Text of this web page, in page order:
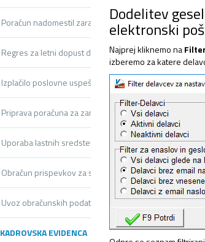
Poračun nadomestil zaradi izplačila RDU/DU – SPJS
Regres za letni dopust do in nad uredbo
Izplačilo poslovne uspešnosti
Priprava poračuna za zamenjavo plačnega razreda –
Uporaba lastnih sredstev
Obračun prispevkov za socialno varnost za zaposlene
Uvoz obračunskih podatkov preko Excel datoteke
KADROVSKA EVIDENCA
Dodelitev
elektronski
Najprej kliknemo na
izberemo za katere